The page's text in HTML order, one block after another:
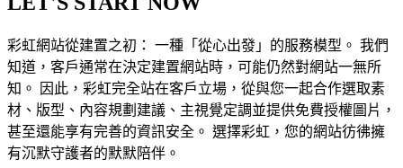
彩虹網站從建置之初： 一種「從心出發」的服務模型。 我們
知道，客戶通常在決定建置網站時，可能仍然對網站一無所
知。 因此，彩虹完全站在客戶立場，從與您一起合作選取素
材、版型、內容規劃建議、主視覺定調並提供免費授權圖片，
甚至還能享有完善的資訊安全。 選擇彩虹，您的網站彷彿擁
有沉默守護者的默默陪伴。